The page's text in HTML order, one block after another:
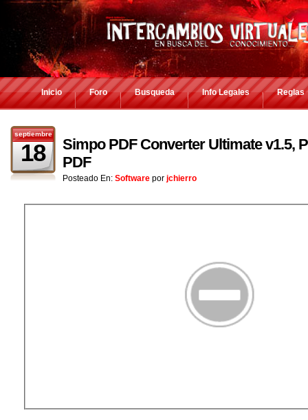
Inicio Foro Busqueda Info Legales Reglas
septiembre
18
Simpo PDF Converter Ultimate v1.5,
PDF
Posteado En: Software por jchierro